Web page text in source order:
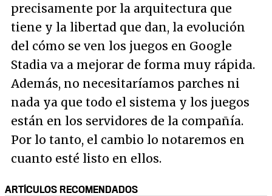
precisamente por la arquitectura que
tiene y la libertad que dan, la evolución
del cómo se ven los juegos en Google
Stadia va a mejorar de forma muy rápida.
Además, no necesitaríamos parches ni
nada ya que todo el sistema y los juegos
están en los servidores de la compañía.
Por lo tanto, el cambio lo notaremos en
cuanto esté listo en ellos.
ARTÍCULOS RECOMENDADOS